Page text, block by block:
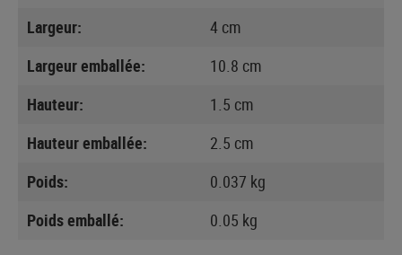
Largeur:
4 cm
Largeur emballée:
10.8 cm
Hauteur:
1.5 cm
Hauteur emballée:
2.5 cm
Poids:
0.037 kg
Poids emballé:
0.05 kg